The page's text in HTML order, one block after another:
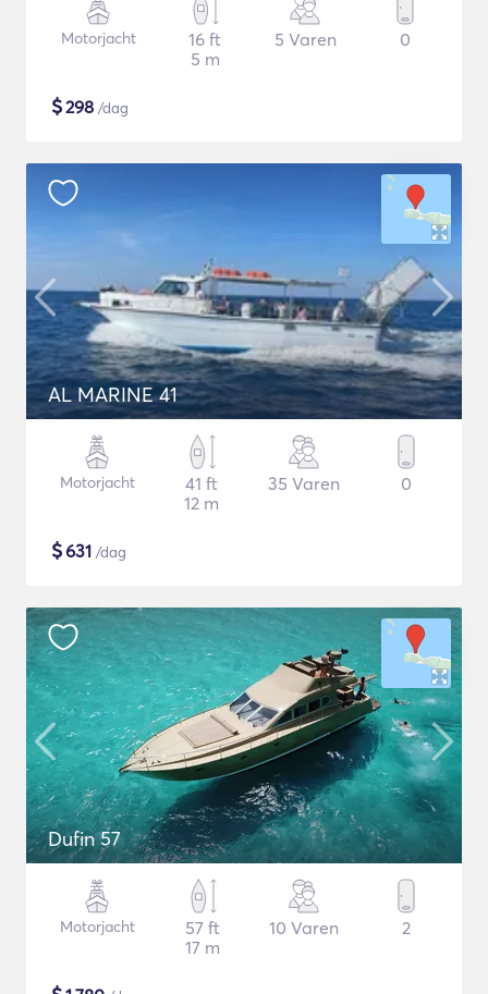
Motorjacht
16 ft
5 m
5 Varen 0
$298 /dag
AL MARINE 41
Motorjacht
41 ft
12 m
35 Varen 0
$631 /dag
Dufin 57
Motorjacht
57 ft
17 m
10 Varen 2